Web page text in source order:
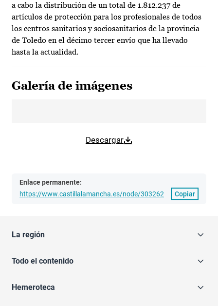
a cabo la distribución de un total de 1.812.237 de
artículos de protección para los profesionales de todos
los centros sanitarios y sociosanitarios de la provincia
de Toledo en el décimo tercer envío que ha llevado
hasta la actualidad.
Galería de imágenes
Descargar
Enlace permanente:
https://www.castillalamancha.es/node/303262
Copiar
La región
Todo el contenido
Hemeroteca